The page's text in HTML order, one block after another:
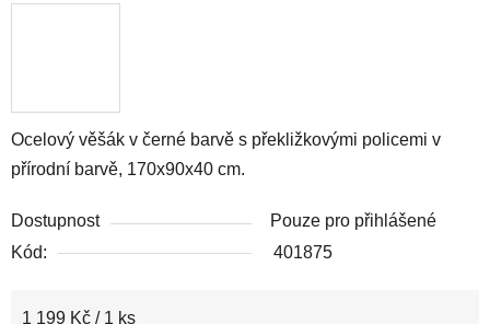
Ocelový věšák v černé barvě s překližkovými policemi v
přírodní barvě, 170x90x40 cm.
Dostupnost
Pouze pro přihlášené
Kód:
401875
Měrná cena:
1 199 Kč / 1 ks